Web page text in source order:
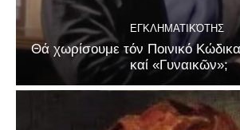
ΕΓΚΛΗΜΑΤΙΚΌΤΗΣ
Θά χωρίσουμε τόν Ποινικό
καί «Γυναικῶν»;